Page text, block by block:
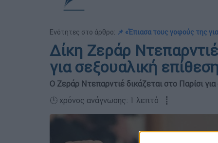
Ενότητες στο άρθρο: 📌 «Έπιασα τους γοφούς της
Δίκη Ζεράρ
για σεξουαλική
Ο Ζεράρ Ντεπαρντιέ δικάζεται στο Παρίσι για
🕛 χρόνος ανάγνωσης: 1 λεπτό ┋